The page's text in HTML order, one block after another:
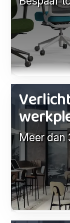
Meer dan